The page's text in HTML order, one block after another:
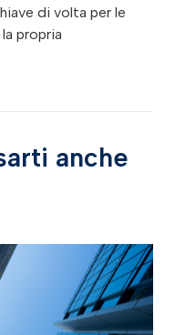
di volta per le
propria
anche